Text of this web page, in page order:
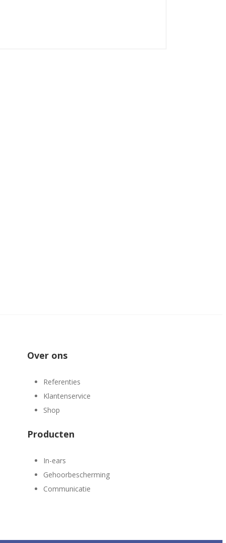
Over ons
Referenties
Klantenservice
Shop
Producten
In-ears
Gehoorbescherming
Communicatie